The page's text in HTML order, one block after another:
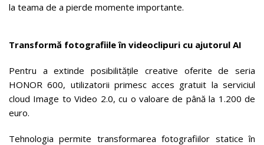
la teama de a pierde momente importante.
Transformă fotografiile în videoclipuri cu ajutorul AI
Pentru a extinde posibilitățile creative oferite de seria
HONOR 600, utilizatorii primesc acces gratuit la serviciul
cloud Image to Video 2.0, cu o valoare de până la 1.200 de
euro.
Tehnologia permite transformarea fotografiilor statice în